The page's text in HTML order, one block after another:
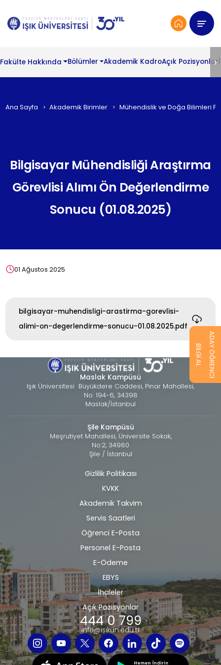
Fakülte Hakkında Bölümler Akademik KadroAçık Pozisyonlar
Ana Sayfa Akademik Birimler Mühendislik ve Doğa Bilimleri
Bilgisayar Mühendisliği Araştırma
Görevlisi Alımı Ön Değerlendirme
Sonucu (01.08.2025)
01 Ağustos 2025
bilgisayar-muhendisligi-arastirma-gorevlisi-
alimi-on-degerlendirme-sonucu-01.08.2025.pdf
Maslak Kampüsü
Işık Üniversitesi Büyükdere Caddesi, Pınar Mahallesi,
No: 194-6, 34398
Maslak/İstanbul
Şile Kampüsü
Meşrutiyet Mahallesi, Üniversite Sokak,
No:2, 34980
Şile / İstanbul
Alt
bilgi
Gizlilik Politikası
KVKK
Akademik Takvim
Servis Saatleri
Öğrenci E-Posta
Personel E-Posta
E-Ödeme
EBYS
İhaleler
Açık Pozisyonlar
444 0 799
info@isikun.edu.tr
BİLGİ AL ADAY ÖĞRENCİ